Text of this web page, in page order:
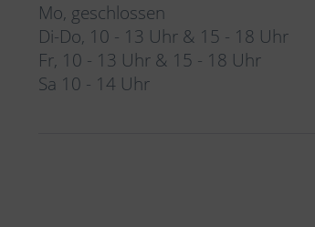
Mo, geschlossen
Di-Do, 10 - 13 Uhr & 15 - 18 Uhr
Fr, 10 - 13 Uhr & 15 - 18 Uhr
Sa 10 - 14 Uhr